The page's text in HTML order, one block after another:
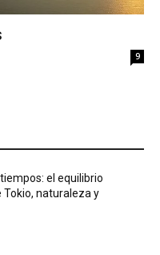
9
el equilibrio
naturaleza y